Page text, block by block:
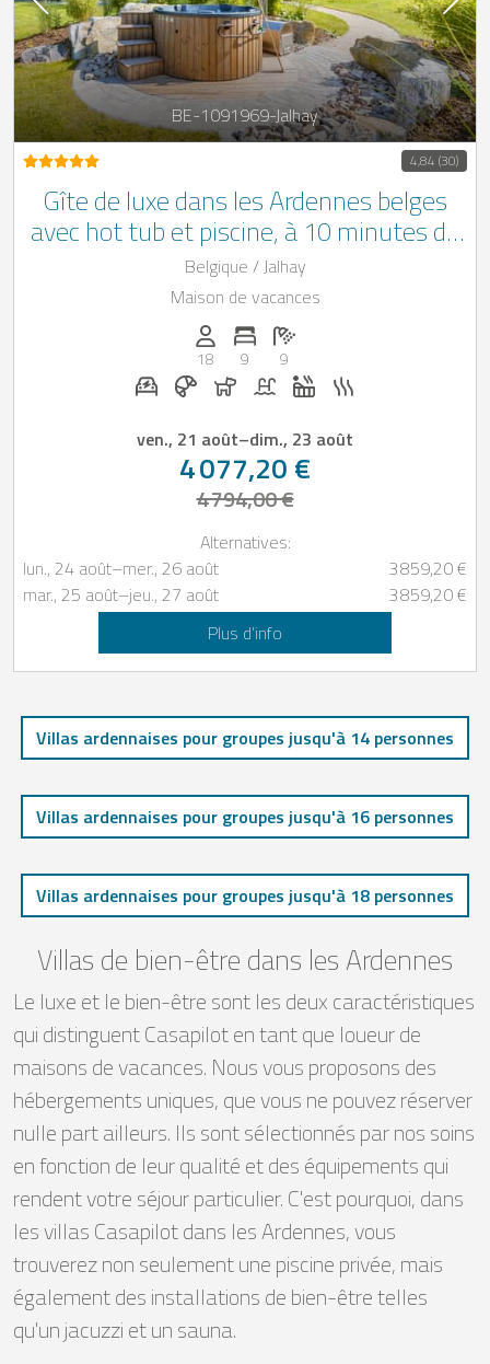
BE-1091969-Jalhay
4,84 (30)
Gîte de luxe dans les Ardennes belges
avec hot tub et piscine, à 10 minutes du
circuit de Spa-Francorchamps
Belgique / Jalhay
Maison de vacances
Personnes (max): 18
18
Nombre de chambres: 9
9
Nombre de salles de bain: 9
9
Station de recharge pour voiture électrique
Petit-déjeuner réservable chez
Chiens autorisés
Piscine Jacuzzi
ven., 21 août–dim., 23 août
4 077,20 €
4 794,00 €
Alternatives:
lun., 24 août–mer., 26 août
3 859,20 €
mar., 25 août–jeu., 27 août
3 859,20 €
Plus d’info
Villas ardennaises pour groupes jusqu'à 14 personnes
Villas ardennaises pour groupes jusqu'à 16 personnes
Villas ardennaises pour groupes jusqu'à 18 personnes
Villas de bien-être dans les Ardennes
Le luxe et le bien-être sont les deux caractéristiques
qui distinguent Casapilot en tant que loueur de
maisons de vacances. Nous vous proposons des
hébergements uniques, que vous ne pouvez réserver
nulle part ailleurs. Ils sont sélectionnés par nos soins
en fonction de leur qualité et des équipements qui
rendent votre séjour particulier. C'est pourquoi, dans
les villas Casapilot dans les Ardennes, vous
trouverez non seulement une piscine privée, mais
également des installations de bien-être telles
qu'un jacuzzi et un sauna.